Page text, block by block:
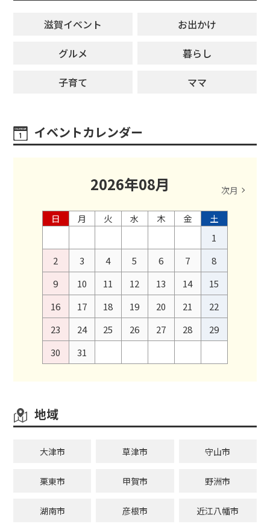
滋賀イベント
お出かけ
グルメ
暮らし
子育て
ママ
イベントカレンダー
2026年08月 次月
日 月 火 水 木 金
土
1
2
3 4 5 6 7
8
9
10 11 12 13 14
15
16
17 18 19 20 21
22
23
24 25 26 27 28
29
30
31
地域
大津市 草津市 守山市
栗東市 甲賀市 野洲市
湖南市 彦根市 近江八幡市